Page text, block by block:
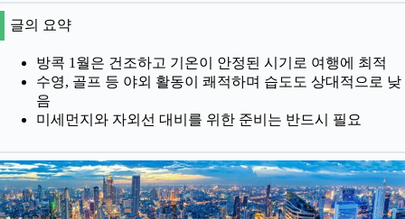
글의 요약
방콕 1월은 건조하고 기온이 안정된 시기로 여행에 최적
수영, 골프 등 야외 활동이 쾌적하며 습도도 상대적으로 낮
음
미세먼지와 자외선 대비를 위한 준비는 반드시 필요